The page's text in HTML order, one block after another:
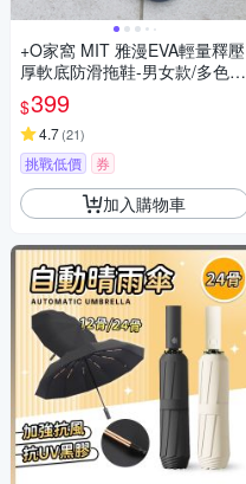
+O家窩 MIT 雅漫EVA輕量釋壓
厚軟底防滑拖鞋-男女款/多色可
選
$399
4.7(21)
挑戰低價 券
加入購物車